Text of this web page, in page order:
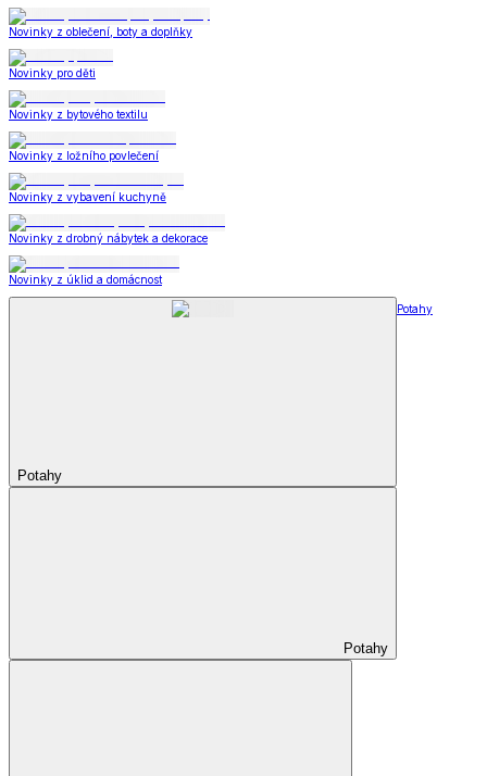
Novinky z oblečení, boty a doplňky
Novinky pro děti
Novinky z bytového textilu
Novinky z ložního povlečení
Novinky z vybavení kuchyně
Novinky z drobný nábytek a dekorace
Novinky z úklid a domácnost
Potahy
Potahy
Potahy